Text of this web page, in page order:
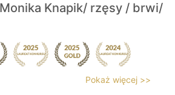
Knapik/ rzęsy / brwi/
Pokaż więcej >>